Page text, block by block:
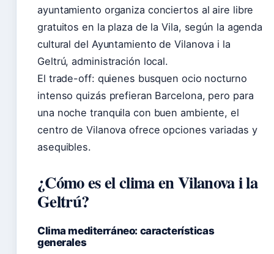
ayuntamiento organiza conciertos al aire libre
gratuitos en la plaza de la Vila, según la agenda
cultural del Ayuntamiento de Vilanova i la
Geltrú, administración local.
El trade-off: quienes busquen ocio nocturno
intenso quizás prefieran Barcelona, pero para
una noche tranquila con buen ambiente, el
centro de Vilanova ofrece opciones variadas y
asequibles.
¿Cómo es el clima en Vilanova i la
Geltrú?
Clima mediterráneo: características
generales